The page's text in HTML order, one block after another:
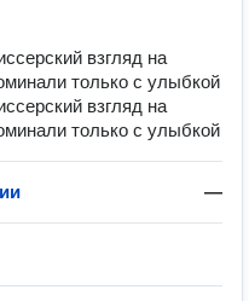
взгляд на
только с улыбкой
взгляд на
только с улыбкой
—